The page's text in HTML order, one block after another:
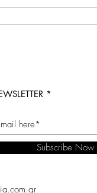
Subscribe Now